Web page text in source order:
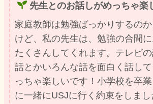
先生とのお話しがめっちゃ楽
家庭教師は勉強ばっかりするの
けど、私の先生は、勉強の合間
たくさんしてくれます。テレビ
話とかいろんな話を面白く話し
っちゃ楽しいです！小学校を卒
に一緒にUSJに行く約束をしま